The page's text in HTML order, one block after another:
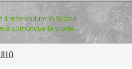
il referendum in Scozia
comunque la storia